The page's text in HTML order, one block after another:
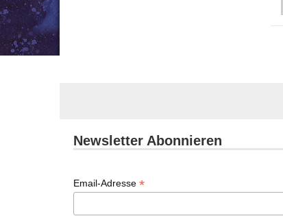
Newsletter Abonnieren
Email-Adresse *